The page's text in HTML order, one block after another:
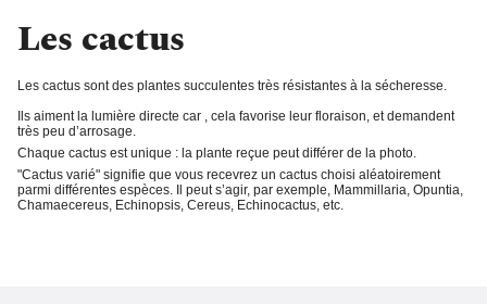
Les cactus
Les cactus sont des plantes succulentes très résistantes à la sécheresse.
Ils aiment la lumière directe car , cela favorise leur floraison, et demandent
très peu d’arrosage.
Chaque cactus est unique : la plante reçue peut différer de la photo.
"Cactus varié" signifie que vous recevrez un cactus choisi aléatoirement
parmi différentes espèces. Il peut s’agir, par exemple, Mammillaria, Opuntia,
Chamaecereus, Echinopsis, Cereus, Echinocactus, etc.